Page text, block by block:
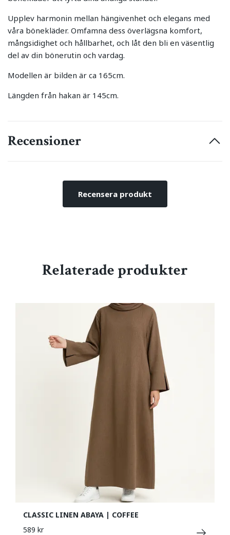
Upplev harmonin mellan hängivenhet och elegans med
våra bönekläder. Omfamna dess överlägsna komfort,
mångsidighet och hållbarhet, och låt den bli en väsentlig
del av din bönerutin och vardag.
Modellen är bilden är ca 165cm.
Längden från hakan är 145cm.
Recensioner
Recensera produkt
Relaterade produkter
CLASSIC LINEN ABAYA | COFFEE
589 kr